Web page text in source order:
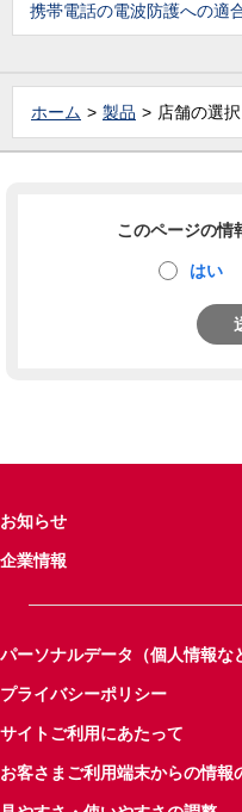
携帯電話の電波防護への適
ホーム 製品 店舗の選択
このページの情
はい
お知らせ
企業情報
パーソナルデータ（個人情報な
プライバシーポリシー
サイトご利用にあたって
お客さまご利用端末からの情報